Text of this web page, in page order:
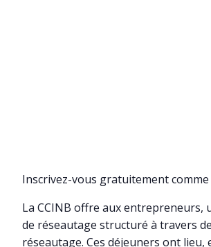
Inscrivez-vous gratuitement comme
La CCINB offre aux entrepreneurs,
de réseautage structuré à travers
réseautage. Ces déjeuners ont lieu,